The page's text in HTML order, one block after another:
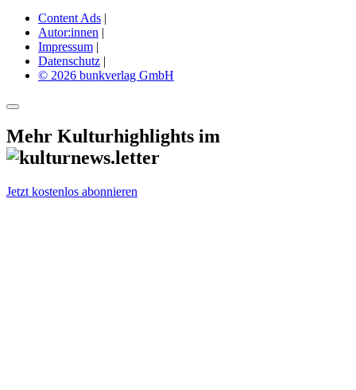
Content Ads |
Autor:innen |
Impressum |
Datenschutz |
© 2026 bunkverlag GmbH
Mehr Kulturhighlights im
Jetzt kostenlos abonnieren